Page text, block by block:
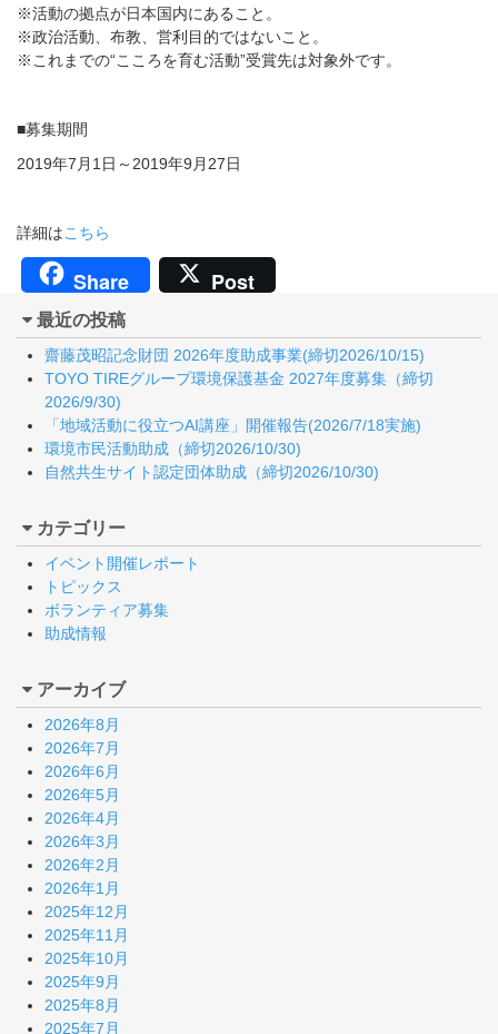
※活動の拠点が日本国内にあること。
※政治活動、布教、営利目的ではないこと。
※これまでの“こころを育む活動”受賞先は対象外です。
■募集期間
2019年7月1日～2019年9月27日
詳細はこちら
Share Post
最近の投稿
齋藤茂昭記念財団 2026年度助成事業(締切2026/10/15)
TOYO TIREグループ環境保護基金 2027年度募集（締切
2026/9/30)
「地域活動に役立つAI講座」開催報告(2026/7/18実施)
環境市民活動助成（締切2026/10/30)
自然共生サイト認定団体助成（締切2026/10/30)
カテゴリー
イベント開催レポート
トピックス
ボランティア募集
助成情報
アーカイブ
2026年8月
2026年7月
2026年6月
2026年5月
2026年4月
2026年3月
2026年2月
2026年1月
2025年12月
2025年11月
2025年10月
2025年9月
2025年8月
2025年7月